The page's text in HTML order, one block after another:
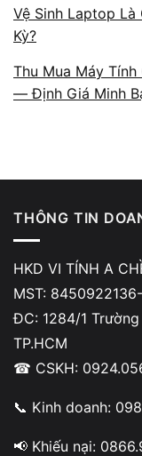
Tăng tốc độ xử
designer –
Tận dụng lại
Thời gian nâng
Chỉ cần nâng cấp
có thể:
Khởi động
Mở Photoshop,
Chơi tốt nhiều
Vệ Sinh Laptop
Kỳ?
Thu Mua Máy
— Định Giá Minh
THÔNG TIN
HKD VI TÍNH A
MST:
ĐC: 1284/1 Trường
TP.HCM
☎ CSKH:
📞 Kinh doanh:
📢 Khiếu nại: